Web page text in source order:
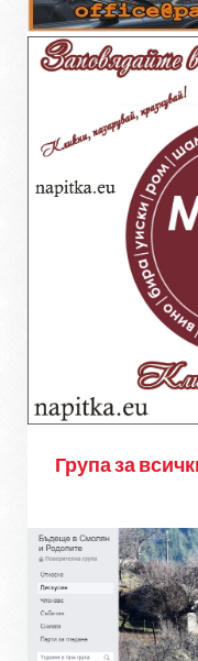
Група за